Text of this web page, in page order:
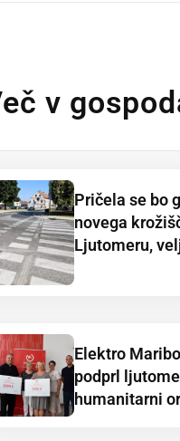
v
Pričela se bo
novega
Ljutomeru,
Elektro
podprl
humanitarni